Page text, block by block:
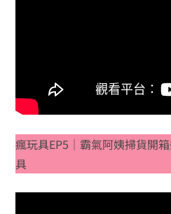
瘋玩具EP5｜霸氣阿姨掃貨開
具